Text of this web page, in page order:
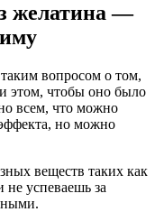
желатина —
вопросом о том,
этом, чтобы оно было
всем, что можно
но можно
веществ таких как
не успеваешь за